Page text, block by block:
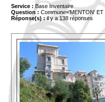
Service : Base Inventaire
Question : Commune='MENTON' ET
Réponse(s) :il y a 138 réponses